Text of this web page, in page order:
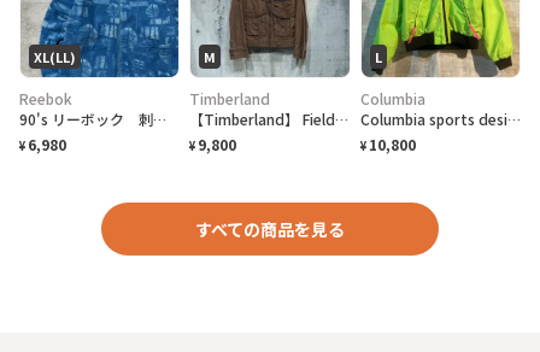
XL(LL)
Reebok
90's リーボック 刺繍ワンポイント ベクターロゴ 総柄 フリースジャケット
¥ 6,980
M
Timberland
【Timberland】 Field Jacket
¥ 9,800
L
Columbia
Columbia sports design jaket
¥ 10,800
すべての商品を見る